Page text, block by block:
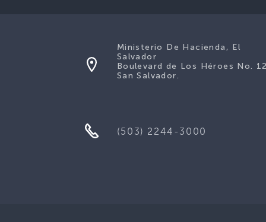
Ministerio De Hacienda, El
Salvador
Boulevard de Los Héroes No.
San Salvador.
(503) 2244-3000